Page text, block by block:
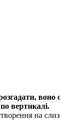
вертикалі.
на